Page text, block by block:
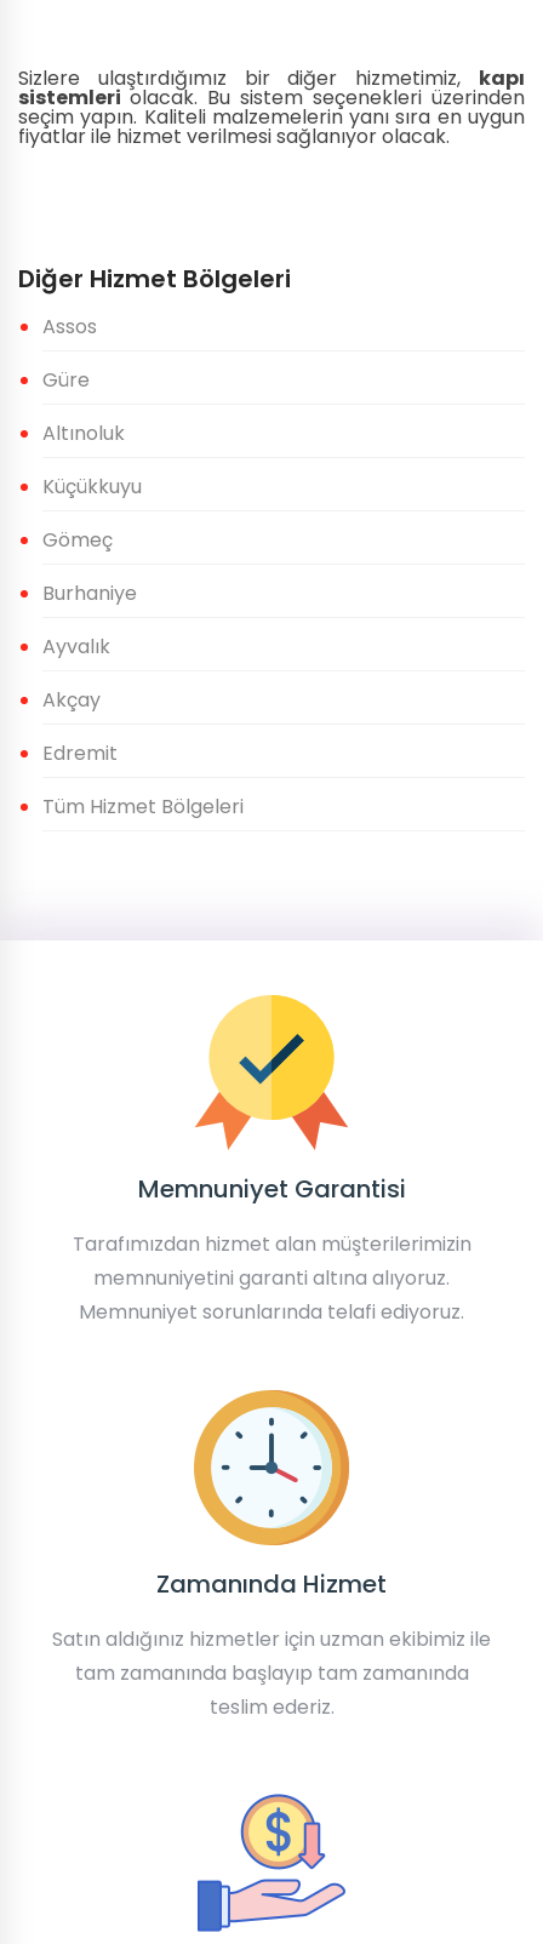
Sizlere ulaştırdığımız bir diğer hizmetimiz, kapı
sistemleri olacak. Bu sistem seçenekleri üzerinden
seçim yapın. Kaliteli malzemelerin yanı sıra en uygun
fiyatlar ile hizmet verilmesi sağlanıyor olacak.
Diğer Hizmet Bölgeleri
Assos
Güre
Altınoluk
Küçükkuyu
Gömeç
Burhaniye
Ayvalık
Akçay
Edremit
Tüm Hizmet Bölgeleri
Memnuniyet Garantisi
Tarafımızdan hizmet alan müşterilerimizin
memnuniyetini garanti altına alıyoruz.
Memnuniyet sorunlarında telafi ediyoruz.
Zamanında Hizmet
Satın aldığınız hizmetler için uzman ekibimiz ile
tam zamanında başlayıp tam zamanında
teslim ederiz.